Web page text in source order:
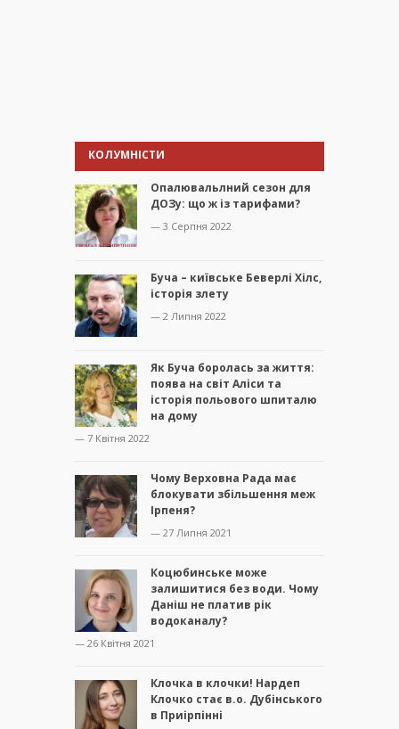
КОЛУМНІСТИ
Опалювальлний сезон для
ДОЗу: що ж із тарифами?
— 3 Серпня 2022
Буча – київське Беверлі Хілс,
історія злету
— 2 Липня 2022
Як Буча боролась за життя:
поява на світ Аліси та
історія польового шпиталю
на дому
— 7 Квітня 2022
Чому Верховна Рада має
блокувати збільшення меж
Ірпеня?
— 27 Липня 2021
Коцюбинське може
залишитися без води. Чому
Даніш не платив рік
водоканалу?
— 26 Квітня 2021
Клочка в клочки! Нардеп
Клочко стає в.о. Дубінського
в Приірпінні